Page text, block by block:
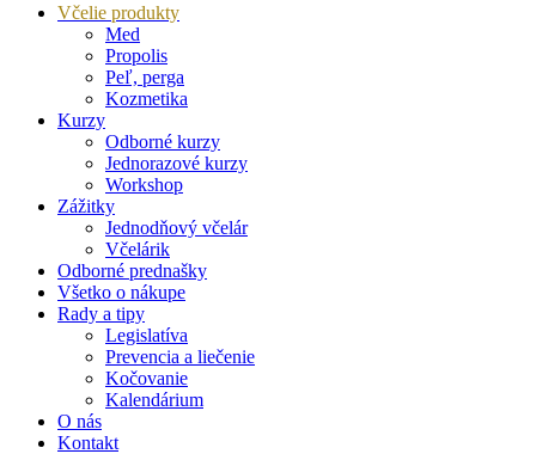
Včelie produkty
Med
Propolis
Peľ, perga
Kozmetika
Kurzy
Odborné kurzy
Jednorazové kurzy
Workshop
Zážitky
Jednodňový včelár
Včelárik
Odborné prednašky
Všetko o nákupe
Rady a tipy
Legislatíva
Prevencia a liečenie
Kočovanie
Kalendárium
O nás
Kontakt